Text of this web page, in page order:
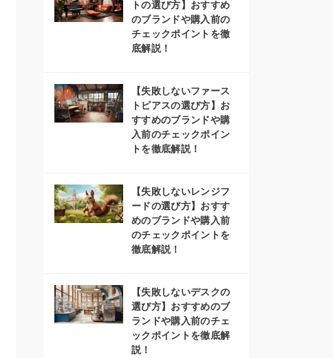
トの選び方】おすすめ
のブランドや購入前の
チェックポイントを徹
底解説！
【失敗しないファース
トピアスの選び方】お
すすめのブランドや購
入前のチェックポイン
トを徹底解説！
【失敗しないレンジフ
ードの選び方】おすす
めのブランドや購入前
のチェックポイントを
徹底解説！
【失敗しないデスクの
選び方】おすすめのブ
ランドや購入前のチェ
ックポイントを徹底解
説！